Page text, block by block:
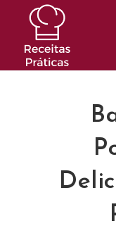
conteúdo